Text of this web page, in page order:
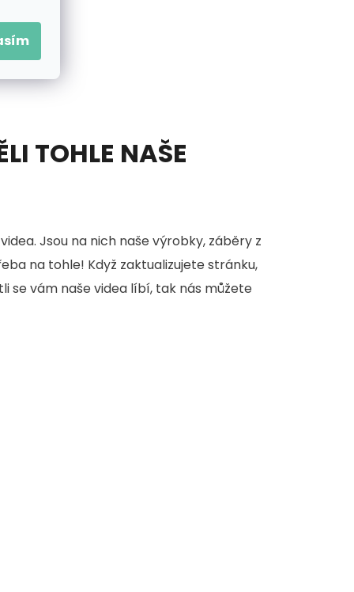
TOHLE NAŠE
Jsou na nich naše výrobky, záběry z
na tohle! Když zaktualizujete stránku,
se vám naše videa líbí, tak nás můžete